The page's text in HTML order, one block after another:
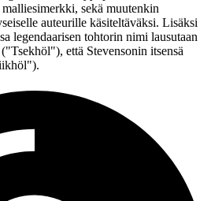
sekä muutenkin
auteurille käsiteltäväksi. Lisäksi
legendaarisen tohtorin nimi lausutaan
"Tsekhöl"), että Stevensonin itsensä
).